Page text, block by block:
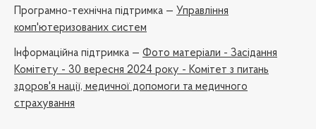
Програмно-технічна підтримка — Управління
комп'ютеризованих систем
Iнформаційна підтримка — Фото матеріали - Засідання
Комітету - 30 вересня 2024 року - Комітет з питань
здоров'я нації, медичної допомоги та медичного
страхування